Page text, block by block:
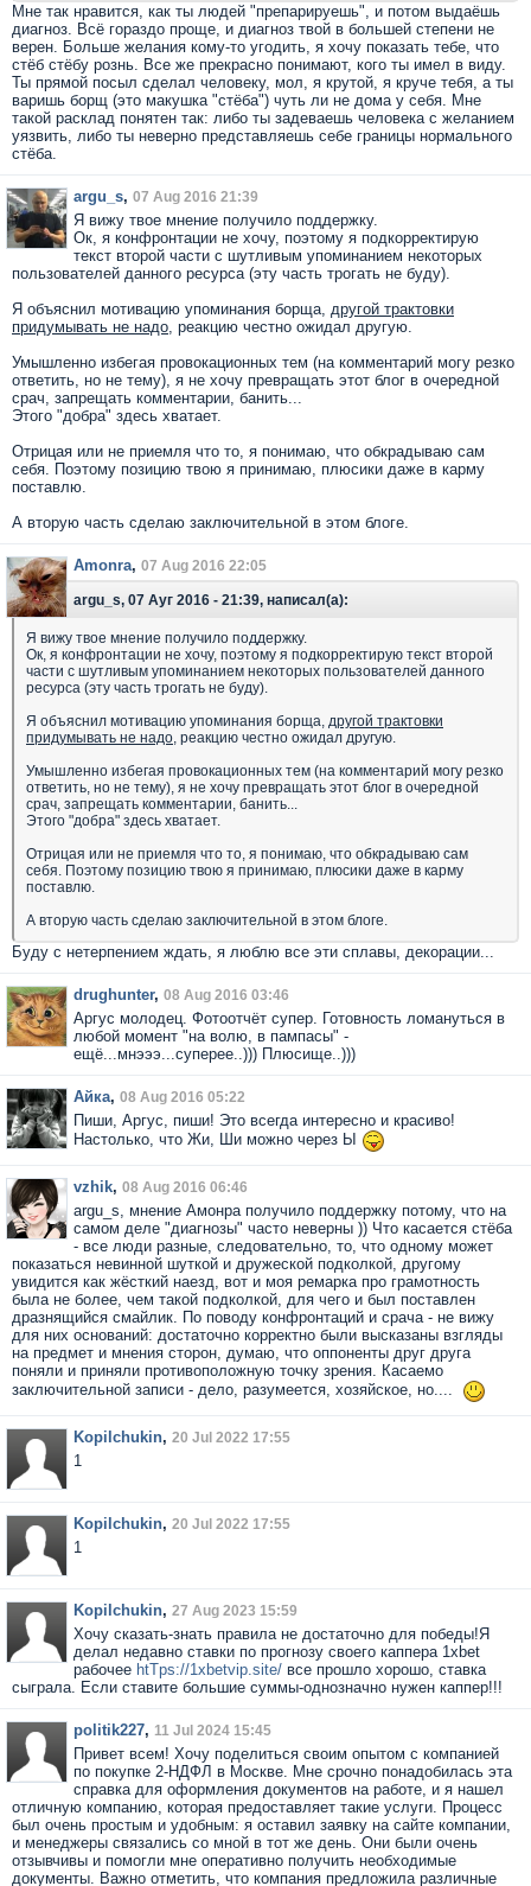
Мне так нравится, как ты людей "препарируешь", и потом выдаёшь
диагноз. Всё гораздо проще, и диагноз твой в большей степени не
верен. Больше желания кому-то угодить, я хочу показать тебе, что
стёб стёбу рознь. Все же прекрасно понимают, кого ты имел в виду.
Ты прямой посыл сделал человеку, мол, я крутой, я круче тебя, а ты
варишь борщ (это макушка "стёба") чуть ли не дома у себя. Мне
такой расклад понятен так: либо ты задеваешь человека с желанием
уязвить, либо ты неверно представляешь себе границы нормального
стёба.
argu_s, 07 Aug 2016 21:39
Я вижу твое мнение получило поддержку.
Ок, я конфронтации не хочу, поэтому я подкорректирую
текст второй части с шутливым упоминанием некоторых
пользователей данного ресурса (эту часть трогать не буду).
Я объяснил мотивацию упоминания борща, другой трактовки
придумывать не надо, реакцию честно ожидал другую.
Умышленно избегая провокационных тем (на комментарий могу резко
ответить, но не тему), я не хочу превращать этот блог в очередной
срач, запрещать комментарии, банить...
Этого "добра" здесь хватает.
Отрицая или не приемля что то, я понимаю, что обкрадываю сам
себя. Поэтому позицию твою я принимаю, плюсики даже в карму
поставлю.
А вторую часть сделаю заключительной в этом блоге.
Amonra, 07 Aug 2016 22:05
argu_s, 07 Ауг 2016 - 21:39, написал(а):
Я вижу твое мнение получило поддержку.
Ок, я конфронтации не хочу, поэтому я подкорректирую текст второй
части с шутливым упоминанием некоторых пользователей данного
ресурса (эту часть трогать не буду).
Я объяснил мотивацию упоминания борща, другой трактовки
придумывать не надо, реакцию честно ожидал другую.
Умышленно избегая провокационных тем (на комментарий могу резко
ответить, но не тему), я не хочу превращать этот блог в очередной
срач, запрещать комментарии, банить...
Этого "добра" здесь хватает.
Отрицая или не приемля что то, я понимаю, что обкрадываю сам
себя. Поэтому позицию твою я принимаю, плюсики даже в карму
поставлю.
А вторую часть сделаю заключительной в этом блоге.
Буду с нетерпением ждать, я люблю все эти сплавы, декорации...
drughunter, 08 Aug 2016 03:46
Аргус молодец. Фотоотчёт супер. Готовность ломануться в
любой момент "на волю, в пампасы" -
ещё...мнэээ...суперее..))) Плюсище..)))
Айка, 08 Aug 2016 05:22
Пиши, Аргус, пиши! Это всегда интересно и красиво!
Настолько, что Жи, Ши можно через Ы
vzhik, 08 Aug 2016 06:46
argu_s, мнение Амонра получило поддержку потому, что на
самом деле "диагнозы" часто неверны )) Что касается стёба
- все люди разные, следовательно, то, что одному может
показаться невинной шуткой и дружеской подколкой, другому
увидится как жёсткий наезд, вот и моя ремарка про грамотность
была не более, чем такой подколкой, для чего и был поставлен
дразнящийся смайлик. По поводу конфронтаций и срача - не вижу
для них оснований: достаточно корректно были высказаны взгляды
на предмет и мнения сторон, думаю, что оппоненты друг друга
поняли и приняли противоположную точку зрения. Касаемо
заключительной записи - дело, разумеется, хозяйское, но....
Kopilchukin, 20 Jul 2022 17:55
1
Kopilchukin, 20 Jul 2022 17:55
1
Kopilchukin, 27 Aug 2023 15:59
Хочу сказать-знать правила не достаточно для победы!Я
делал недавно ставки по прогнозу своего каппера 1xbet
рабочее htTps://1xbetvip.site/ все прошло хорошо, ставка
сыграла. Если ставите большие суммы-однозначно нужен каппер!!!
politik227, 11 Jul 2024 15:45
Привет всем! Хочу поделиться своим опытом с компанией
по покупке 2-НДФЛ в Москве. Мне срочно понадобилась эта
справка для оформления документов на работе, и я нашел
отличную компанию, которая предоставляет такие услуги. Процесс
был очень простым и удобным: я оставил заявку на сайте компании,
и менеджеры связались со мной в тот же день. Они были очень
отзывчивы и помогли мне оперативно получить необходимые
документы. Важно отметить, что компания предложила различные